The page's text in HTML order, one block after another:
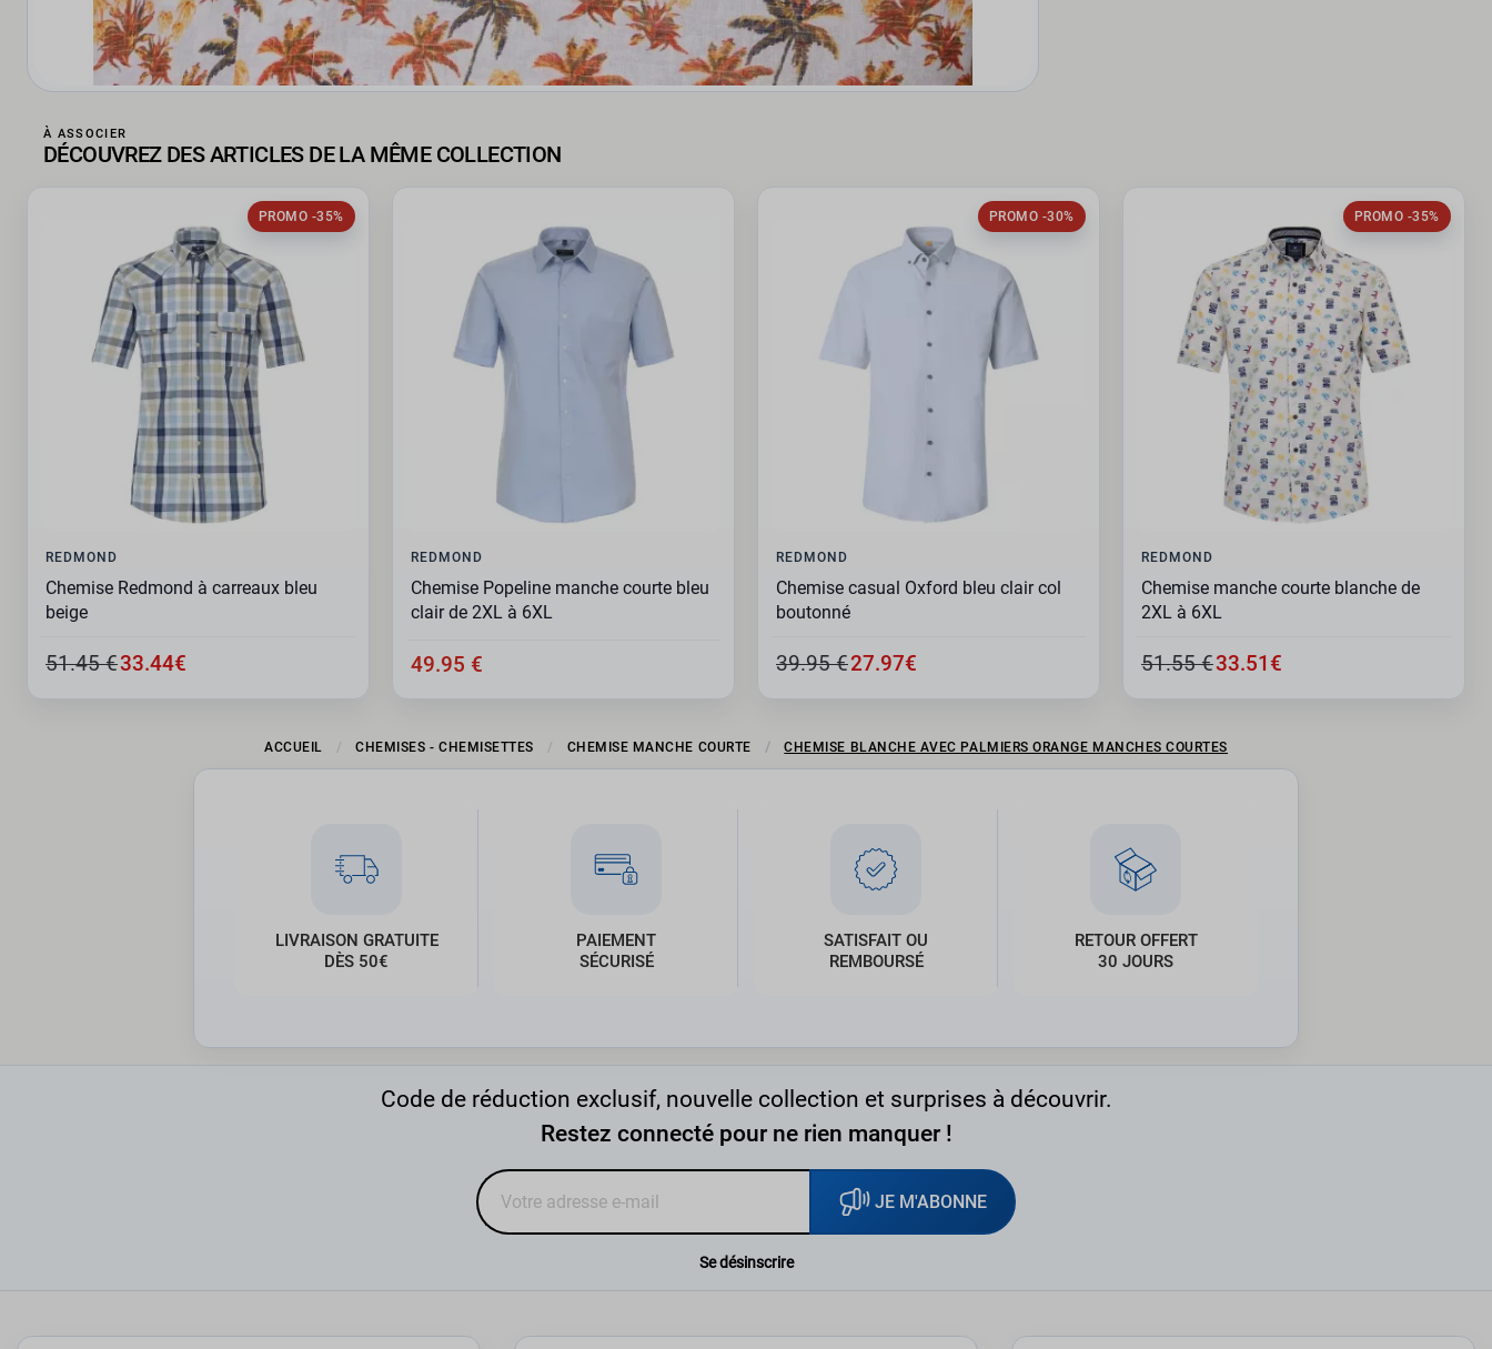
À ASSOCIER
DÉCOUVREZ DES ARTICLES DE LA MÊME COLLECTION
PROMO -35%
REDMOND
Chemise Redmond à carreaux bleu
beige
51.45 €33.44€
REDMOND
Chemise Popeline manche courte bleu
clair de 2XL à 6XL
49.95 €
PROMO -30%
REDMOND
Chemise casual Oxford bleu clair col
boutonné
39.95 €27.97€
PROMO -35%
REDMOND
Chemise manche courte blanche de
2XL à 6XL
51.55 €33.51€
ACCUEIL CHEMISES - CHEMISETTES CHEMISE MANCHE COURTE CHEMISE BLANCHE AVEC PALMIERS ORANGE MANCHES COURTES
LIVRAISON GRATUITE
DÈS 50€
PAIEMENT
SÉCURISÉ
SATISFAIT OU
REMBOURSÉ
RETOUR OFFERT
30 JOURS
Code de réduction exclusif, nouvelle collection et surprises à découvrir.
Restez connecté pour ne rien manquer !
JE M'ABONNE
Se désinscrire